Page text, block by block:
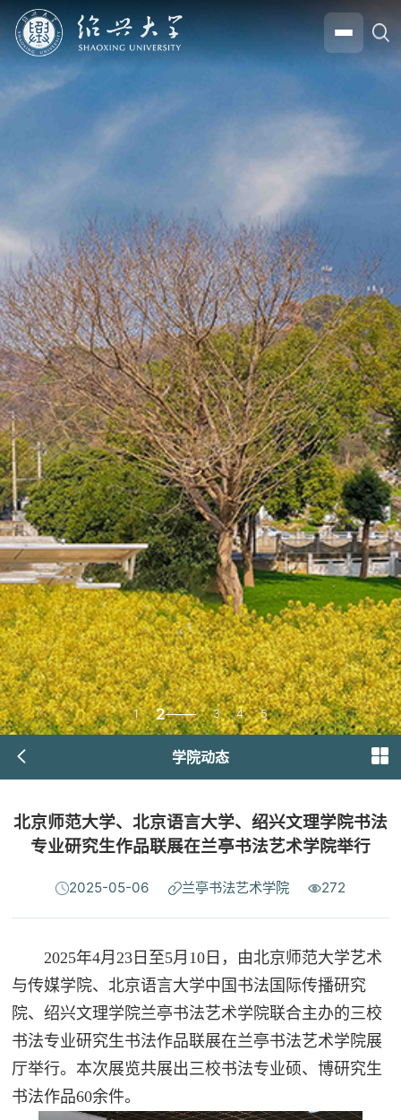
1 2 3 4 5
学院动态
北京师范大学、北京语言大学、绍兴文理学院书法
专业研究生作品联展在兰亭书法艺术学院举行
2025-05-06 兰亭书法艺术学院 272
2025年4月23日至5月10日，由北京师范大学艺术
与传媒学院、北京语言大学中国书法国际传播研究
院、绍兴文理学院兰亭书法艺术学院联合主办的三校
书法专业研究生书法作品联展在兰亭书法艺术学院展
厅举行。本次展览共展出三校书法专业硕、博研究生
书法作品60余件。